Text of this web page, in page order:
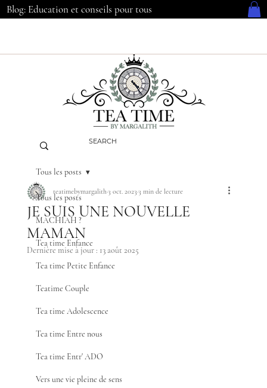
Blog: Education et conseils pour tous
Tous les posts
MACHIAH ?
Tea time Enfance
Tea time Petite Enfance
Teatime Couple
Tea time Adolescence
Tea time Entre nous
Tea time Entr' ADO
Vers une vie pleine de sens
Tous les posts
JE SUIS UNE NOUVELLE
MAMAN
teatimebymargalith3 oct. 20233 min de lecture
Dernière mise à jour : 13 août 2025